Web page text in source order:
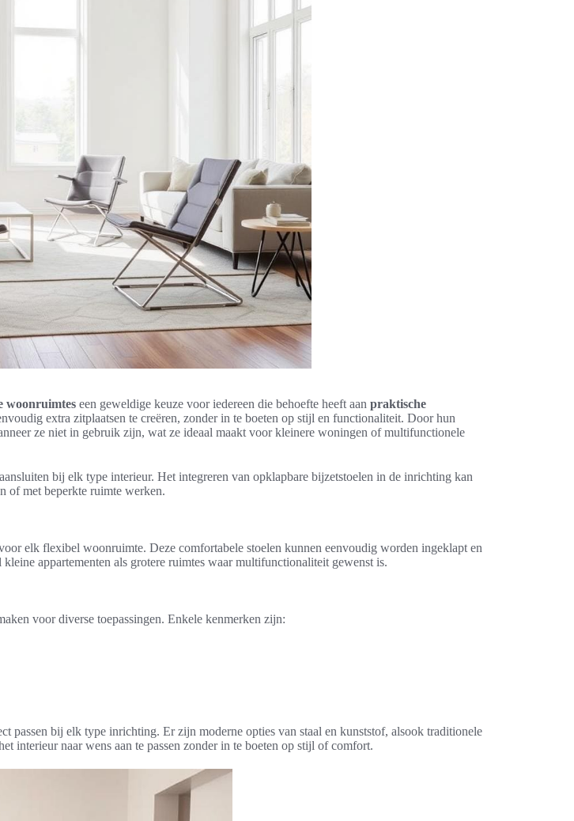
woonruimtes een geweldige keuze voor iedereen die behoefte heeft aan praktische
extra zitplaatsen te creëren, zonder in te boeten op stijl en functionaliteit. Door hun
ze niet in gebruik zijn, wat ze ideaal maakt voor kleinere woningen of multifunctionele
bij elk type interieur. Het integreren van opklapbare bijzetstoelen in de inrichting kan
of met beperkte ruimte werken.
elk flexibel woonruimte. Deze comfortabele stoelen kunnen eenvoudig worden ingeklapt en
appartementen als grotere ruimtes waar multifunctionaliteit gewenst is.
voor diverse toepassingen. Enkele kenmerken zijn:
passen bij elk type inrichting. Er zijn moderne opties van staal en kunststof, alsook traditionele
interieur naar wens aan te passen zonder in te boeten op stijl of comfort.